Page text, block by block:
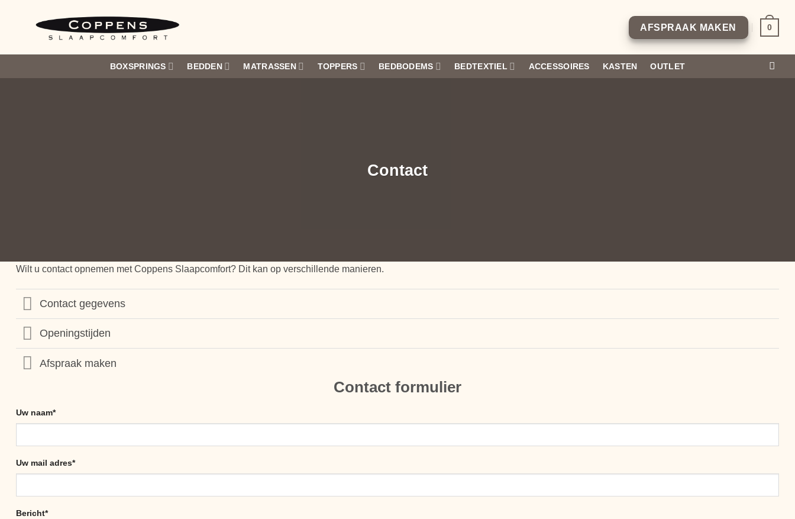
AFSPRAAK MAKEN 0
BOXSPRINGS BEDDEN MATRASSEN TOPPERS BEDBODEMS BEDTEXTIEL ACCESSOIRES KASTEN OUTLET
Contact
Wilt u contact opnemen met Coppens Slaapcomfort? Dit kan op verschillende manieren.
Contact gegevens
Openingstijden
Afspraak maken
Contact formulier
Uw naam*
Uw mail adres*
Bericht*